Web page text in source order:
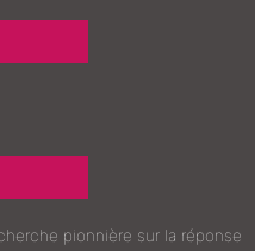
pionnière sur la réponse